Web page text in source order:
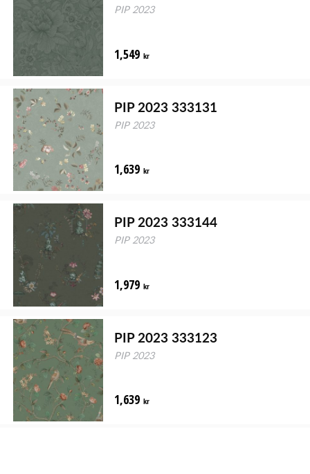
PIP 2023
1,549 kr
PIP 2023 333131
PIP 2023
1,639 kr
PIP 2023 333144
PIP 2023
1,979 kr
PIP 2023 333123
PIP 2023
1,639 kr